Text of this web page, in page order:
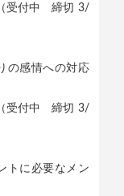
受付中 締切 3/
の感情への対応
受付中 締切 3/
トに必要なメン